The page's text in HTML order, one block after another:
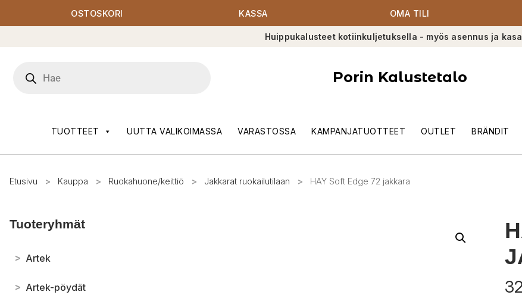
OSTOSKORI KASSA OMA TILI
Huippukalusteet kotiinkuljetuksella - myös asennus ja
search
Porin Kalustetalo
TUOTTEET UUTTA VALIKOIMASSA VARASTOSSA KAMPANJATUOTTEET OUTLET BRÄNDIT
Etusivu > Kauppa > Ruokahuone/keittiö > Jakkarat ruokailutilaan > HAY Soft Edge 72 jakkara
Tuoteryhmät
> Artek
> Artek-pöydät